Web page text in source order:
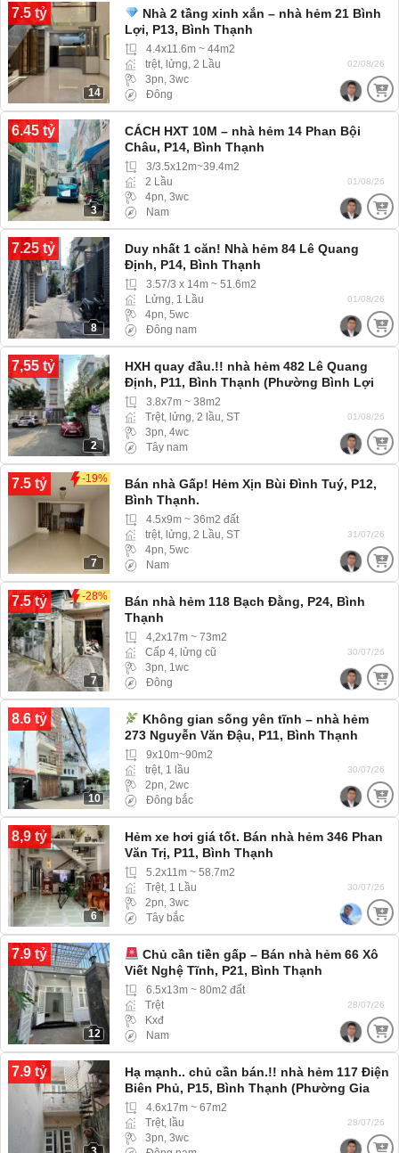
7.5 tỷ
14
Nhà 2 tầng xinh xắn – nhà hẻm 21 Bình
Lợi, P13, Bình Thạnh
4.4x11.6m ~ 44m2
trệt, lửng, 2 Lầu
3pn, 3wc
Đông
02/08/26
6.45 tỷ
3
CÁCH HXT 10M – nhà hẻm 14 Phan Bội
Châu, P14, Bình Thạnh
3/3.5x12m~39.4m2
2 Lầu
4pn, 3wc
Nam
01/08/26
7.25 tỷ
8
Duy nhất 1 căn! Nhà hẻm 84 Lê Quang
Định, P14, Bình Thạnh
3.57/3 x 14m ~ 51.6m2
Lửng, 1 Lầu
4pn, 5wc
Đông nam
01/08/26
7,55 tỷ
2
HXH quay đầu.!! nhà hẻm 482 Lê Quang
Định, P11, Bình Thạnh (Phường Bình Lợi
Trung) hẻm Xe hơi, Xe tải ra vào thoải mái
3.8x7m ~ 38m2
Trệt, lửng, 2 lầu, ST
3pn, 4wc
Tây nam
01/08/26
7.5 tỷ -19%
7
Bán nhà Gấp! Hẻm Xịn Bùi Đình Tuý, P12,
Bình Thạnh.
4.5x9m ~ 36m2 đất
trệt, lửng, 2 Lầu, ST
4pn, 5wc
Nam
31/07/26
7.5 tỷ -28%
7
Bán nhà hẻm 118 Bạch Đằng, P24, Bình
Thạnh
4,2x17m ~ 73m2
Cấp 4, lửng cũ
3pn, 1wc
Đông
30/07/26
8.6 tỷ
10
Không gian sống yên tĩnh – nhà hẻm
273 Nguyễn Văn Đậu, P11, Bình Thạnh
9x10m~90m2
trệt, 1 lầu
2pn, 2wc
Đông bắc
30/07/26
8,9 tỷ
6
Hẻm xe hơi giá tốt. Bán nhà hẻm 346 Phan
Văn Trị, P11, Bình Thạnh
5.2x11m ~ 58.7m2
Trệt, 1 Lầu
2pn, 3wc
Tây bắc
30/07/26
7.9 tỷ
12
Chủ cần tiền gấp – Bán nhà hẻm 66 Xô
Viết Nghệ Tĩnh, P21, Bình Thạnh
6.5x13m ~ 80m2 đất
Trệt
Kxđ
Nam
28/07/26
7.9 tỷ
Hạ mạnh.. chủ cần bán.!! nhà hẻm 117 Điện
Biên Phủ, P15, Bình Thạnh (Phường Gia
Định) hẻm ba gác
4.6x17m ~ 67m2
Trệt, lầu
3pn, 3wc
28/07/26